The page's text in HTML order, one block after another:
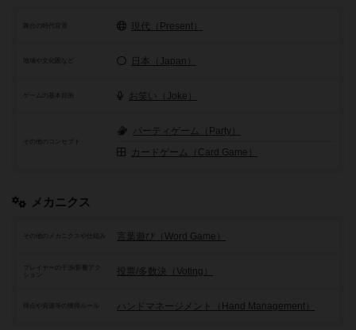
舞台の時代背景 現代（Present）
地域や文化圏など 日本（Japan）
ゲームの基本目的 お笑い（Joke）
その他のコンセプト
パーティゲーム（Party）
カードゲーム（Card Game）
メカニクス
その他のメカニクスや仕組み 言葉遊び（Word Game）
プレイヤーの干渉/影響アク
投票/多数決（Voting）
ハンドマネージメント（Hand Management）